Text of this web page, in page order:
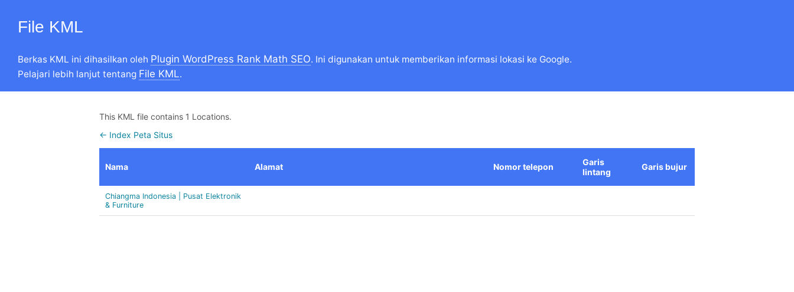
File KML
Berkas KML ini dihasilkan oleh Plugin WordPress Rank Math SEO. Ini digunakan untuk memberikan informasi lokasi ke Google.
Pelajari lebih lanjut tentang File KML.
This KML file contains 1 Locations.
← Index Peta Situs
Nama Alamat Nomor telepon
Garis
lintang
Garis bujur
Chiangma Indonesia | Pusat Elektronik
& Furniture